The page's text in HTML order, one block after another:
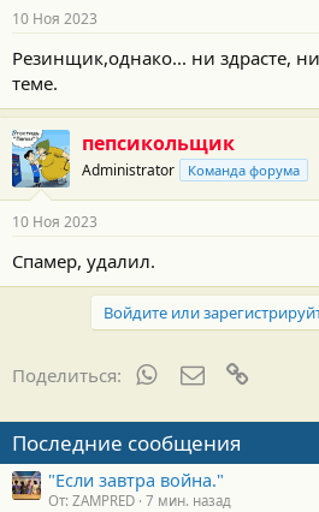
н
с
т
и
:
10 Ноя 2023
Резинщик,однако... ни здрасте,
теме.
пепсикольщик
Administrator Команда форума
10 Ноя 2023
Спамер, удалил.
Войдите или
Поделиться: WhatsAppЭлектронная
Последние сообщения
"Если завтра война."
От: ZAMPRED 7 мин. назад